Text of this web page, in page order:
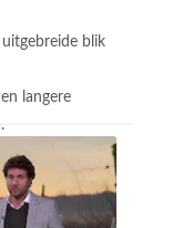
uitgebreide blik
langere